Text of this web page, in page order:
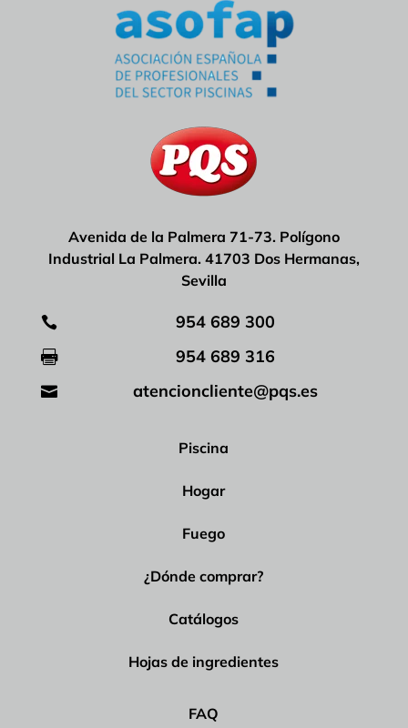
Avenida de la Palmera 71-73. Polígono
Industrial La Palmera. 41703 Dos Hermanas,
Sevilla
 954 689 300
 954 689 316
 atencioncliente@pqs.es
Piscina
Hogar
Fuego
¿Dónde comprar?
Catálogos
Hojas de ingredientes
FAQ